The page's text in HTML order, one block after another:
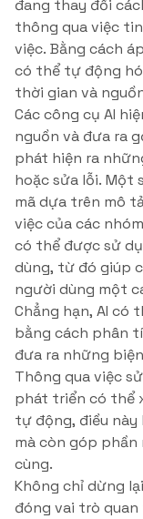
đang thay đổi
thông qua việc
việc. Bằng cách
có thể tự động
thời gian và
Các công cụ AI
nguồn và đưa ra
phát hiện ra
hoặc sửa lỗi. Một
mã dựa trên mô
việc của các
có thể được sử
dùng, từ đó giúp
người dùng một
Chẳng hạn, AI có
bằng cách phân
đưa ra những
Thông qua việc
phát triển có thể
tự động, điều
mà còn góp
cùng.
Không chỉ dừng
đóng vai trò